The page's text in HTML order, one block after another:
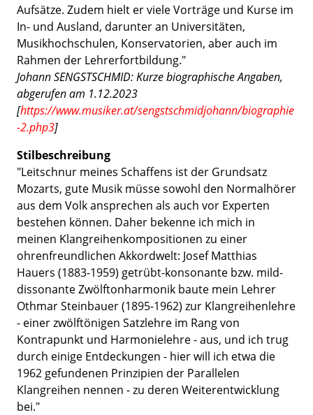
Aufsätze. Zudem hielt er viele Vorträge und Kurse im
In- und Ausland, darunter an Universitäten,
Musikhochschulen, Konservatorien, aber auch im
Rahmen der Lehrerfortbildung."
Johann SENGSTSCHMID: Kurze biographische Angaben,
abgerufen am 1.12.2023
[https://www.musiker.at/sengstschmidjohann/biographie
-2.php3]
Stilbeschreibung
"Leitschnur meines Schaffens ist der Grundsatz
Mozarts, gute Musik müsse sowohl den Normalhörer
aus dem Volk ansprechen als auch vor Experten
bestehen können. Daher bekenne ich mich in
meinen Klangreihenkompositionen zu einer
ohrenfreundlichen Akkordwelt: Josef Matthias
Hauers (1883-1959) getrübt-konsonante bzw. mild-
dissonante Zwölftonharmonik baute mein Lehrer
Othmar Steinbauer (1895-1962) zur Klangreihenlehre
- einer zwölftönigen Satzlehre im Rang von
Kontrapunkt und Harmonielehre - aus, und ich trug
durch einige Entdeckungen - hier will ich etwa die
1962 gefundenen Prinzipien der Parallelen
Klangreihen nennen - zu deren Weiterentwicklung
bei."